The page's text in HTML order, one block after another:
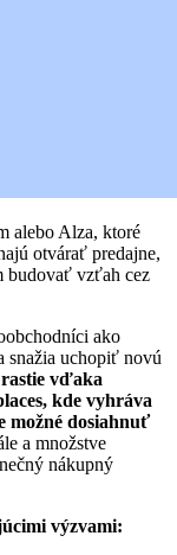
alebo Alza, ktoré
otvárať predajne,
budovať vzťah cez
ako
snažia uchopiť novú
vďaka
kde vyhráva
možné dosiahnuť
a množstve
nákupný
výzvami: